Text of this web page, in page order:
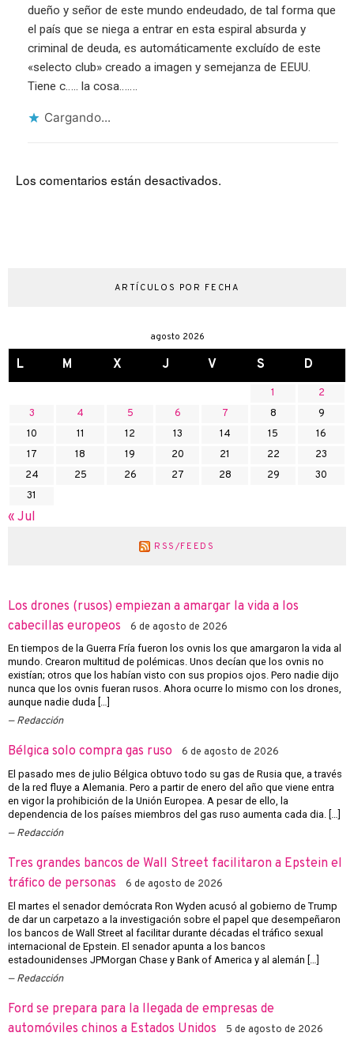
dueño y señor de este mundo endeudado, de tal forma que
el país que se niega a entrar en esta espiral absurda y
criminal de deuda, es automáticamente excluído de este
«selecto club» creado a imagen y semejanza de EEUU.
Tiene c….. la cosa…….
Cargando...
Los comentarios están desactivados.
ARTÍCULOS POR FECHA
agosto 2026
L M X J V S D
1
2
3
4 5 6 7 8
9
10
11 12 13 14 15
16
17
18 19 20 21 22
23
24
25 26 27 28 29
30
31
« Jul
RSS/FEEDS
Los drones (rusos) empiezan a amargar la vida a los
cabecillas europeos
6 de agosto de 2026
En tiempos de la Guerra Fría fueron los ovnis los que amargaron la vida al
mundo. Crearon multitud de polémicas. Unos decían que los ovnis no
existían; otros que los habían visto con sus propios ojos. Pero nadie dijo
nunca que los ovnis fueran rusos. Ahora ocurre lo mismo con los drones,
aunque nadie duda […]
Redacción
Bélgica solo compra gas ruso 6 de agosto de 2026
El pasado mes de julio Bélgica obtuvo todo su gas de Rusia que, a través
de la red fluye a Alemania. Pero a partir de enero del año que viene entra
en vigor la prohibición de la Unión Europea. A pesar de ello, la
dependencia de los países miembros del gas ruso aumenta cada dia. […]
Redacción
Tres grandes bancos de Wall Street facilitaron a Epstein el
tráfico de personas
6 de agosto de 2026
El martes el senador demócrata Ron Wyden acusó al gobierno de Trump
de dar un carpetazo a la investigación sobre el papel que desempeñaron
los bancos de Wall Street al facilitar durante décadas el tráfico sexual
internacional de Epstein. El senador apunta a los bancos
estadounidenses JPMorgan Chase y Bank of America y al alemán […]
Redacción
Ford se prepara para la llegada de empresas de
automóviles chinos a Estados Unidos
5 de agosto de 2026